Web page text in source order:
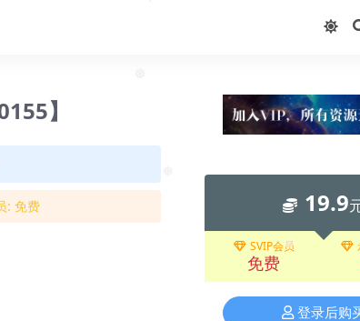
❅
❅
】
: 免费 19.9
SVIP会员
免费
登录后购